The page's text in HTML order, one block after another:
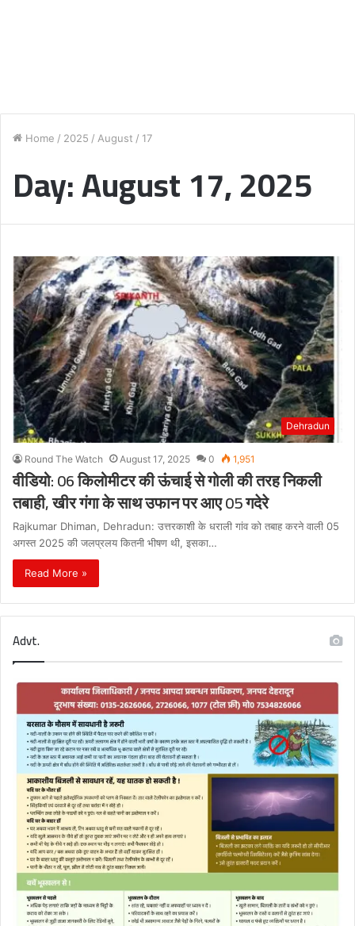
Home / 2025 / August / 17
Day:August 17, 2025
Dehradun
Round The Watch August 17, 2025 0 1,951
वीडियो: 06 किलोमीटर की ऊंचाई से गोली की तरह निकली
तबाही, खीर गंगा के साथ उफान पर आए 05 गदेरे
Rajkumar Dhiman, Dehradun: उत्तरकाशी के धराली गांव को तबाह करने वाली 05
अगस्त 2025 की जलप्रलय कितनी भीषण थी, इसका…
Read More »
Advt.